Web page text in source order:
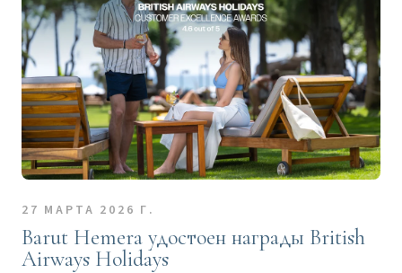
27 МАРТА 2026 Г.
Barut Hemera удостоен награды British
Airways Holidays